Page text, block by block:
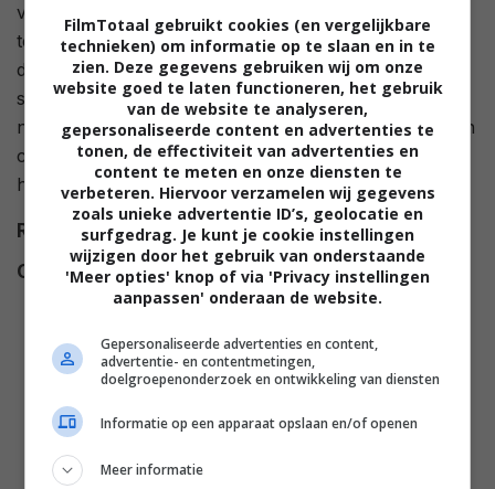
van haar moeder. Ze gaat in op het verzoek en keert
terug naar het rustige eiland waar ze haar jeugd
doorbracht. Cara gaat er aan de slag met het
strandhuisje van haar familie, dat een opknapbeurt
nodig heeft. Gedurende deze tijd komt Cara opnieuw in
contact met een oude vlam en ontdekt ze waarom
haar moeder haar verzocht terug te keren.
Regie Roger Spottiswoode.
Cast
Andie MacDowell,Makenzie
Vega,Donna Biscoe,Chad
Donny Boaz,Carrie Anne Hunt
Alyshia Ochse,David Moncrief,
Selena Anduze,Havana Blum
Anthony Triceri
FilmTotaal gebruikt cookies (en vergelijkbare
technieken) om informatie op te slaan en in te
zien. Deze gegevens gebruiken wij om onze
website goed te laten functioneren, het gebruik
van de website te analyseren,
gepersonaliseerde content en advertenties te
tonen, de effectiviteit van advertenties en
content te meten en onze diensten te
verbeteren. Hiervoor verzamelen wij gegevens
zoals unieke advertentie ID’s, geolocatie en
surfgedrag. Je kunt je cookie instellingen
wijzigen door het gebruik van onderstaande
'Meer opties' knop of via 'Privacy instellingen
aanpassen' onderaan de website.
Gepersonaliseerde advertenties en content,
advertentie- en contentmetingen,
doelgroepenonderzoek en ontwikkeling van diensten
Informatie op een apparaat opslaan en/of openen
Meer informatie